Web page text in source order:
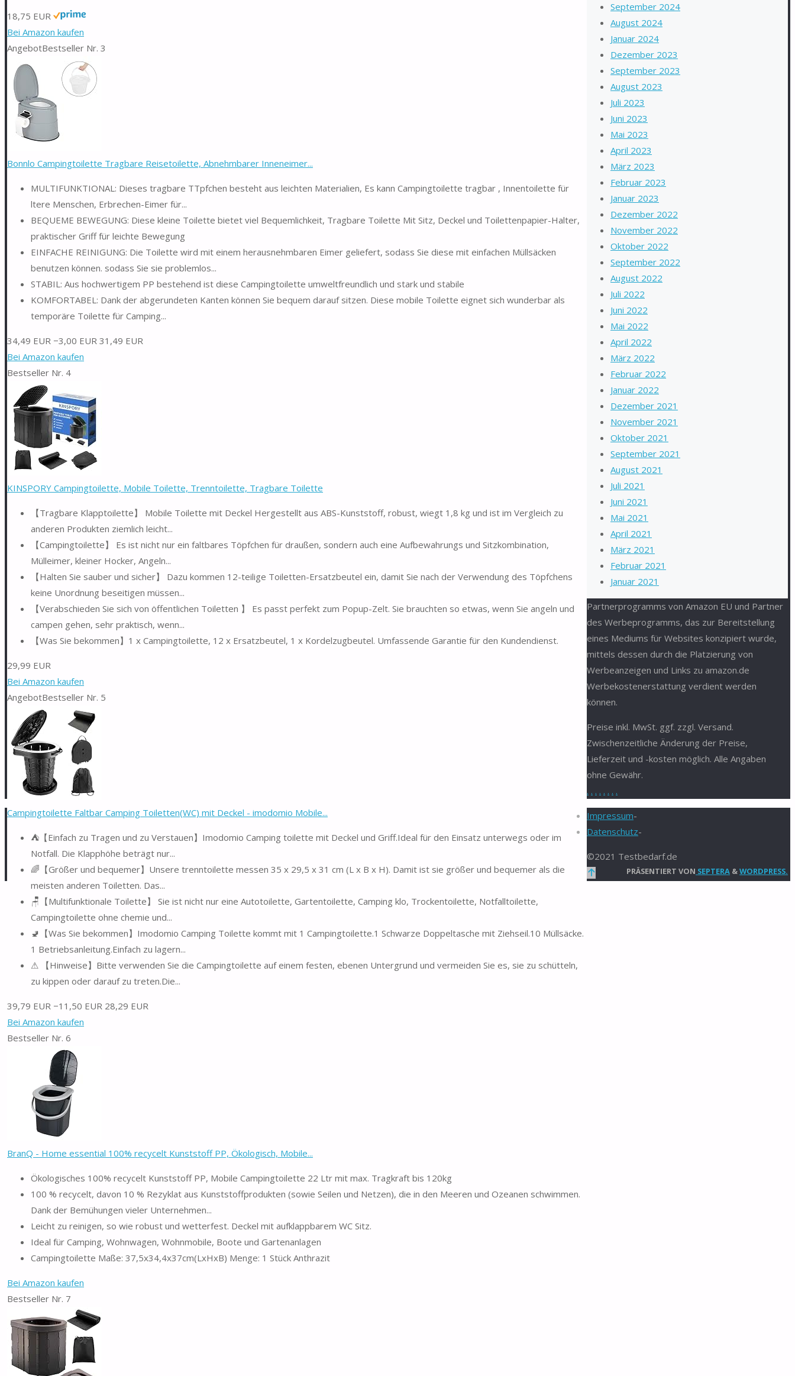
18,75 EUR
Bei Amazon kaufen
AngebotBestseller Nr. 3
Bonnlo Campingtoilette Tragbare Reisetoilette, Abnehmbarer Inneneimer...
MULTIFUNKTIONAL: Dieses tragbare TTpfchen besteht aus leichten Materialien, Es kann Campingtoilette tragbar , Innentoilette für
ltere Menschen, Erbrechen-Eimer für...
BEQUEME BEWEGUNG: Diese kleine Toilette bietet viel Bequemlichkeit, Tragbare Toilette Mit Sitz, Deckel und Toilettenpapier-Halter,
praktischer Griff für leichte Bewegung
EINFACHE REINIGUNG: Die Toilette wird mit einem herausnehmbaren Eimer geliefert, sodass Sie diese mit einfachen Müllsäcken
benutzen können. sodass Sie sie problemlos...
STABIL: Aus hochwertigem PP bestehend ist diese Campingtoilette umweltfreundlich und stark und stabile
KOMFORTABEL: Dank der abgerundeten Kanten können Sie bequem darauf sitzen. Diese mobile Toilette eignet sich wunderbar als
temporäre Toilette für Camping...
34,49 EUR −3,00 EUR 31,49 EUR
Bei Amazon kaufen
Bestseller Nr. 4
KINSPORY Campingtoilette, Mobile Toilette, Trenntoilette, Tragbare Toilette
【Tragbare Klapptoilette】 Mobile Toilette mit Deckel Hergestellt aus ABS-Kunststoff, robust, wiegt 1,8 kg und ist im Vergleich zu
anderen Produkten ziemlich leicht...
【Campingtoilette】 Es ist nicht nur ein faltbares Töpfchen für draußen, sondern auch eine Aufbewahrungs und Sitzkombination,
Mülleimer, kleiner Hocker, Angeln...
【Halten Sie sauber und sicher】 Dazu kommen 12-teilige Toiletten-Ersatzbeutel ein, damit Sie nach der Verwendung des Töpfchens
keine Unordnung beseitigen müssen...
【Verabschieden Sie sich von öffentlichen Toiletten 】 Es passt perfekt zum Popup-Zelt. Sie brauchten so etwas, wenn Sie angeln und
campen gehen, sehr praktisch, wenn...
【Was Sie bekommen】1 x Campingtoilette, 12 x Ersatzbeutel, 1 x Kordelzugbeutel. Umfassende Garantie für den Kundendienst.
29,99 EUR
Bei Amazon kaufen
AngebotBestseller Nr. 5
Campingtoilette Faltbar Camping Toiletten(WC) mit Deckel - imodomio Mobile...
⛺【Einfach zu Tragen und zu Verstauen】Imodomio Camping toilette mit Deckel und Griff.Ideal für den Einsatz unterwegs oder im
Notfall. Die Klapphöhe beträgt nur...
🌈【Größer und bequemer】Unsere trenntoilette messen 35 x 29,5 x 31 cm (L x B x H). Damit ist sie größer und bequemer als die
meisten anderen Toiletten. Das...
🪑【Multifunktionale Toilette】 Sie ist nicht nur eine Autotoilette, Gartentoilette, Camping klo, Trockentoilette, Notfalltoilette,
Campingtoilette ohne chemie und...
🚽【Was Sie bekommen】Imodomio Camping Toilette kommt mit 1 Campingtoilette.1 Schwarze Doppeltasche mit Ziehseil.10 Müllsäcke.
1 Betriebsanleitung.Einfach zu lagern...
⚠ 【Hinweise】Bitte verwenden Sie die Campingtoilette auf einem festen, ebenen Untergrund und vermeiden Sie es, sie zu schütteln,
zu kippen oder darauf zu treten.Die...
39,79 EUR −11,50 EUR 28,29 EUR
Bei Amazon kaufen
Bestseller Nr. 6
BranQ - Home essential 100% recycelt Kunststoff PP, Ökologisch, Mobile...
Ökologisches 100% recycelt Kunststoff PP, Mobile Campingtoilette 22 Ltr mit max. Tragkraft bis 120kg
100 % recycelt, davon 10 % Rezyklat aus Kunststoffprodukten (sowie Seilen und Netzen), die in den Meeren und Ozeanen schwimmen.
Dank der Bemühungen vieler Unternehmen...
Leicht zu reinigen, so wie robust und wetterfest. Deckel mit aufklappbarem WC Sitz.
Ideal für Camping, Wohnwagen, Wohnmobile, Boote und Gartenanlagen
Campingtoilette Maße: 37,5x34,4x37cm(LxHxB) Menge: 1 Stück Anthrazit
Bei Amazon kaufen
Bestseller Nr. 7
September 2024
August 2024
Januar 2024
Dezember 2023
September 2023
August 2023
Juli 2023
Juni 2023
Mai 2023
April 2023
März 2023
Februar 2023
Januar 2023
Dezember 2022
November 2022
Oktober 2022
September 2022
August 2022
Juli 2022
Juni 2022
Mai 2022
April 2022
März 2022
Februar 2022
Januar 2022
Dezember 2021
November 2021
Oktober 2021
September 2021
August 2021
Juli 2021
Juni 2021
Mai 2021
April 2021
März 2021
Februar 2021
Januar 2021
Partnerprogramms von Amazon EU und Partner
des Werbeprogramms, das zur Bereitstellung
eines Mediums für Websites konzipiert wurde,
mittels dessen durch die Platzierung von
Werbeanzeigen und Links zu amazon.de
Werbekostenerstattung verdient werden
können.
Preise inkl. MwSt. ggf. zzgl. Versand.
Zwischenzeitliche Änderung der Preise,
Lieferzeit und -kosten möglich. Alle Angaben
ohne Gewähr.
. . . . . . . .
Impressum-
Datenschutz-
©2021 Testbedarf.de
PRÄSENTIERT VON SEPTERA &WORDPRESS.
Zurück